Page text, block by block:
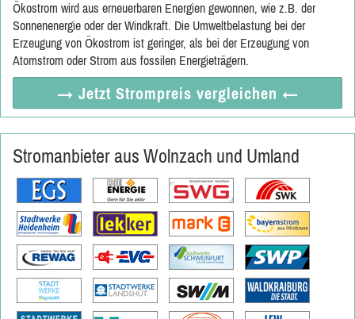
Ökostrom wird aus erneuerbaren Energien gewonnen, wie z.B. der
Sonnenenergie oder der Windkraft. Die Umweltbelastung bei der
Erzeugung von Ökostrom ist geringer, als bei der Erzeugung von
Atomstrom oder Strom aus fossilen Energieträgern.
→ Jetzt Strompreis vergleichen ←
Stromanbieter aus Wolnzach und Umland